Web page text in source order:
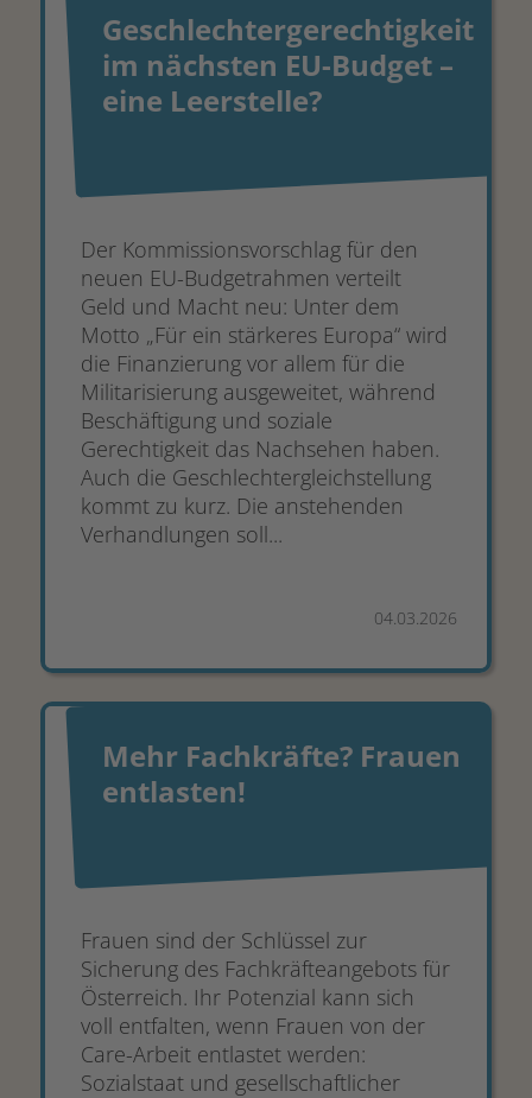
Geschlechtergerechtigkeit
im nächsten EU-Budget –
eine Leerstelle?
Der Kommissionsvorschlag für den
neuen EU-Budgetrahmen verteilt
Geld und Macht neu: Unter dem
Motto „Für ein stärkeres Europa“ wird
die Finanzierung vor allem für die
Militarisierung ausgeweitet, während
Beschäftigung und soziale
Gerechtigkeit das Nachsehen haben.
Auch die Geschlechtergleichstellung
kommt zu kurz. Die anstehenden
Verhandlungen soll...
04.03.2026
Mehr Fachkräfte? Frauen
entlasten!
Frauen sind der Schlüssel zur
Sicherung des Fachkräfteangebots für
Österreich. Ihr Potenzial kann sich
voll entfalten, wenn Frauen von der
Care-Arbeit entlastet werden:
Sozialstaat und gesellschaftlicher